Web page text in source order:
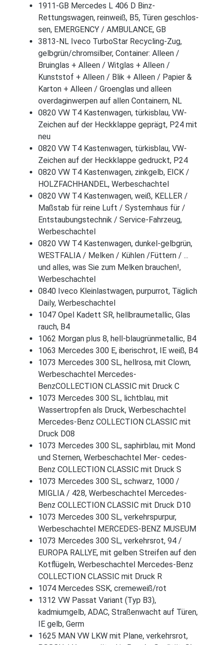
1911-GB Mercedes L 406 D Binz-
Rettungswagen, reinweiß, B5, Türen geschlos-
sen, EMERGENCY / AMBULANCE, GB
3813-NL Iveco TurboStar Recycling-Zug,
gelbgrün/chromsilber, Container: Alleen /
Bruinglas + Alleen / Witglas + Alleen /
Kunststof + Alleen / Blik + Alleen / Papier &
Karton + Alleen / Groenglas und alleen
overdaginwerpen auf allen Containern, NL
0820 VW T4 Kastenwagen, türkisblau, VW-
Zeichen auf der Heckklappe geprägt, P24 mit
neu
0820 VW T4 Kastenwagen, türkisblau, VW-
Zeichen auf der Heckklappe gedruckt, P24
0820 VW T4 Kastenwagen, zinkgelb, EICK /
HOLZFACHHANDEL, Werbeschachtel
0820 VW T4 Kastenwagen, weiß, KELLER /
Maßstab für reine Luft / Systemhaus für /
Entstaubungstechnik / Service-Fahrzeug,
Werbeschachtel
0820 VW T4 Kastenwagen, dunkel-gelbgrün,
WESTFALIA / Melken / Kühlen /Füttern / ...
und alles, was Sie zum Melken brauchen!,
Werbeschachtel
0840 Iveco Kleinlastwagen, purpurrot, Täglich
Daily, Werbeschachtel
1047 Opel Kadett SR, hellbraumetallic, Glas
rauch, B4
1062 Morgan plus 8, hell-blaugrünmetallic, B4
1063 Mercedes 300 E, iberischrot, IE weiß, B4
1073 Mercedes 300 SL, hellrosa, mit Clown,
Werbeschachtel Mercedes-
BenzCOLLECTION CLASSIC mit Druck C
1073 Mercedes 300 SL, lichtblau, mit
Wassertropfen als Druck, Werbeschachtel
Mercedes-Benz COLLECTION CLASSIC mit
Druck D08
1073 Mercedes 300 SL, saphirblau, mit Mond
und Sternen, Werbeschachtel Mer- cedes-
Benz COLLECTION CLASSIC mit Druck S
1073 Mercedes 300 SL, schwarz, 1000 /
MIGLIA / 428, Werbeschachtel Mercedes-
Benz COLLECTION CLASSIC mit Druck D10
1073 Mercedes 300 SL, verkehrspurpur,
Werbeschachtel MERCEDES-BENZ MUSEUM
1073 Mercedes 300 SL, verkehrsrot, 94 /
EUROPA RALLYE, mit gelben Streifen auf den
Kotflügeln, Werbeschachtel Mercedes-Benz
COLLECTION CLASSIC mit Druck R
1074 Mercedes SSK, cremeweiß/rot
1312 VW Passat Variant (Typ B3),
kadmiumgelb, ADAC, Straßenwacht auf Türen,
IE gelb, Germ
1625 MAN VW LKW mit Plane, verkehrsrot,